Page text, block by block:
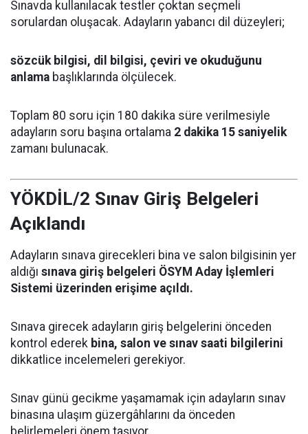
Sınavda kullanılacak testler çoktan seçmeli
sorulardan oluşacak. Adayların yabancı dil düzeyleri;
sözcük bilgisi, dil bilgisi, çeviri ve okuduğunu
anlama başlıklarında ölçülecek.
Toplam 80 soru için 180 dakika süre verilmesiyle
adayların soru başına ortalama 2 dakika 15 saniyelik
zamanı bulunacak.
YÖKDİL/2 Sınav Giriş Belgeleri
Açıklandı
Adayların sınava girecekleri bina ve salon bilgisinin yer
aldığı sınava giriş belgeleri ÖSYM Aday İşlemleri
Sistemi üzerinden erişime açıldı.
Sınava girecek adayların giriş belgelerini önceden
kontrol ederek bina, salon ve sınav saati bilgilerini
dikkatlice incelemeleri gerekiyor.
Sınav günü gecikme yaşamamak için adayların sınav
binasına ulaşım güzergâhlarını da önceden
belirlemeleri önem taşıyor.